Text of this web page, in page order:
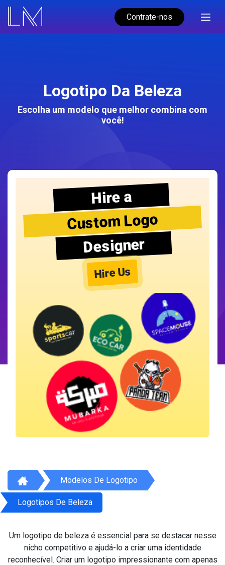
Contrate-nos
Logotipo Da Beleza
Escolha um modelo que melhor combina com
você!
Hire a
Custom Logo
Designer
Hire Us
Modelos De Logotipo
Logotipos De Beleza
Um logotipo de beleza é essencial para se destacar nesse
nicho competitivo e ajudá-lo a criar uma identidade
reconhecível. Criar um logotipo impressionante com apenas